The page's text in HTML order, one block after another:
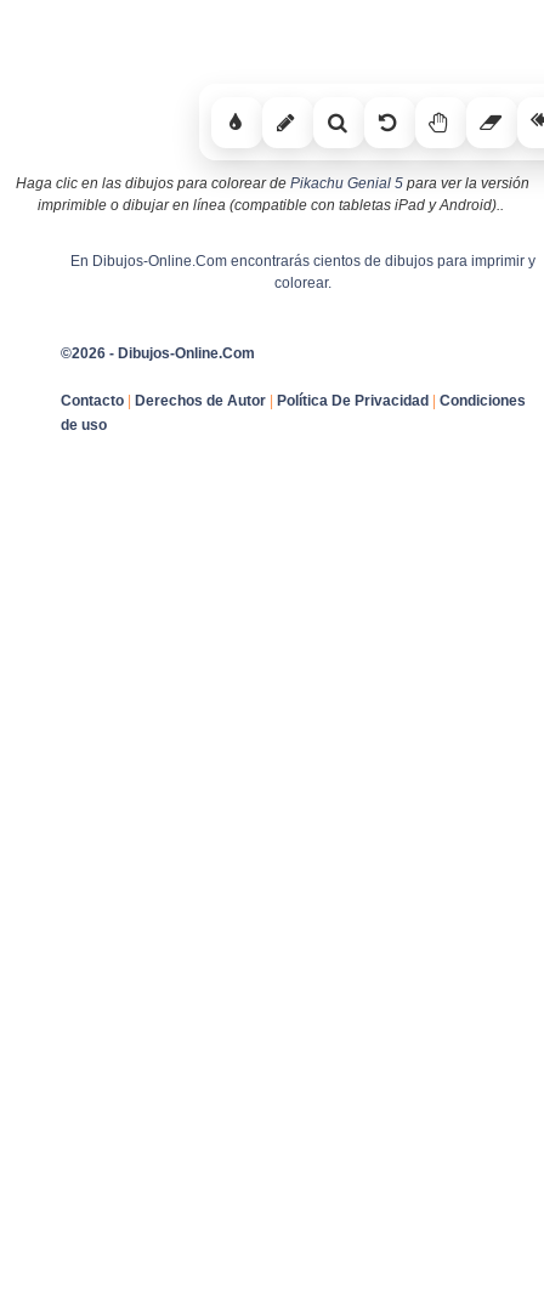
Haga clic en las dibujos para colorear de Pikachu Genial 5para ver la versión
imprimible o dibujar en línea (compatible con tabletas iPad y Android)..
En Dibujos-Online.Com encontrarás cientos de dibujos para imprimir y
colorear.
©2026 - Dibujos-Online.Com
Contacto Derechos de Autor Política De Privacidad
Condiciones
de uso